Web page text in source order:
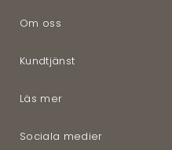
Om oss
Kundtjänst
Läs mer
Sociala medier